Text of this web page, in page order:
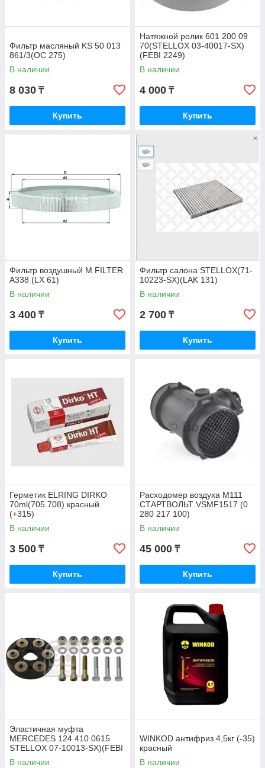
Фильтр масляный KS 50 013
861/3(OC 275)
В наличии
8 030 ₸
Купить
Натяжной ролик 601 200 09
70(STELLOX 03-40017-SX)
(FEBI 2249)
В наличии
4 000 ₸
Купить
Фильтр воздушный M FILTER
A338 (LX 61)
В наличии
3 400 ₸
Купить
Фильтр салона STELLOX(71-
10223-SX)(LAK 131)
В наличии
2 700 ₸
Купить
Герметик ELRING DIRKO
70ml(705.708) красный
(+315)
В наличии
3 500 ₸
Купить
Расходомер воздуха M111
СТАРТВОЛЬТ VSMF1517 (0
280 217 100)
В наличии
45 000 ₸
Купить
Эластичная муфта
MERCEDES 124 410 0615
STELLOX 07-10013-SX)(FEBI
1975)
В наличии
WINKOD антифриз 4,5кг (-35)
красный
В наличии